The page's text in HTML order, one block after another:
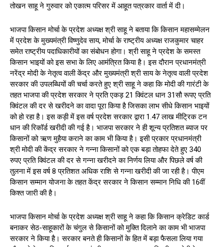
तोखन साहू ने गुरुवार को एकात्म परिसर में आहूत पत्रकार वार्ता में दी।
भाजपा किसान मोर्चा के प्रदेश अध्यक्ष श्री साहू ने बताया कि किसान महासम्मेलन
में प्रदेश के मुख्यमंत्री विष्णुदेव साय, मोर्चा के राष्ट्रीय अध्यक्ष राजकुमार चाहर
समेत राष्ट्रीय पदाधिकारीयों का संबोधन होगा। श्री साहू ने प्रदेश के समस्त
किसान भाइयों को इस सभा के लिए आमंत्रित किया है। इस दौरान प्रधानमंत्री
नरेंद्र मोदी के नेतृत्व वाली केंद्र और मुख्यमंत्री श्री साय के नेतृत्व वाली प्रदेश
सरकार की उपलब्धियों की चर्चा करते हुए श्री साहू ने कहा कि मोदी की गारंटी के
तहत भाजपा की प्रदेश सरकार ने प्रति एकड़ 21 क्विंटल धान 31सौ रूपए प्रति
क्विंटल की दर से खरीदने का वादा पूरा किया है जिसका लाभ सीधे किसान भाइयों
को हो रहा है। इस कड़ी में इस वर्ष प्रदेश सरकार द्वारा 1.47 लाख मीट्रिक टन
धान की रिकॉर्ड खरीदी की गई है। भाजपा सरकार ने ही शून्य प्रतिशत ब्याज पर
किसानों को ऋण मुहैया कराने का काम भी किया है। इसी प्रकार प्रधानमंत्री
श्री मोदी की केंद्र सरकार ने गन्ना किसानों को एक बड़ा तोहफा देते हुए 340
रुपए प्रति क्विंटल की दर से गन्ना खरीदने का निर्णय लिया और पिछले वर्ष की
तुलना में इस वर्ष 8 प्रतिशत अधिक राशि से गन्ना खरीदी की जा रही है। पीएम
किसान सम्मान योजना के तहत केंद्र सरकार ने किसान सम्मान निधि की 16वीं
किश्त जारी की है।
भाजपा किसान मोर्चा के प्रदेश अध्यक्ष श्री साहू ने कहा कि किसान क्रेडिट कार्ड
बनाकर सेठ-साहूकारों के चंगुल से किसानों को मुक्ति दिलाने का काम भी भाजपा
सरकार ने किया है। सरकार बनते ही किसानों के हित में बड़ा फैसला लिया गया